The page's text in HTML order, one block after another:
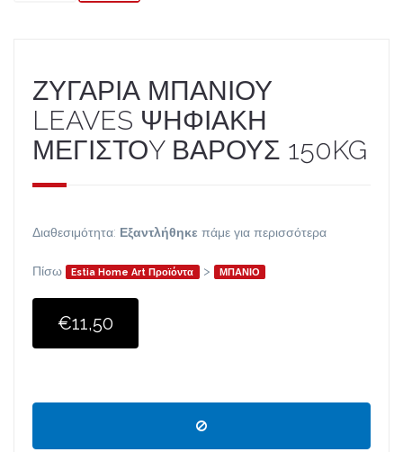
ΖΥΓΑΡΙΑ ΜΠΑΝΙΟΥ
LEAVES ΨΗΦΙΑΚΗ
ΜΕΓΙΣΤΟY ΒΑΡΟΥΣ 150KG
Διαθεσιμότητα: Εξαντλήθηκε πάμε για περισσότερα
Πίσω Estia Home Art Προϊόντα > ΜΠΑΝΙΟ
€11,50